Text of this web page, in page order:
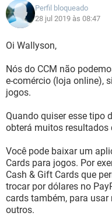
Perfil bloqueado
28 jul 2019 às 08:47
Oi Wallyson,
Nós do CCM não
e-comércio (loja online),
jogos.
Quando quiser esse tipo
obterá muitos resultados
Você pode baixar um
Cards para jogos. Por
Cash & Gift Cards que
trocar por dólares no
cards também, para usar
outros.